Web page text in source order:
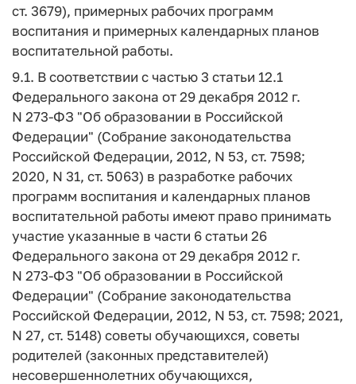
ст. 3679), примерных рабочих программ
воспитания и примерных календарных планов
воспитательной работы.
9.1. В соответствии с частью 3 статьи 12.1
Федерального закона от 29 декабря 2012 г.
N 273-ФЗ "Об образовании в Российской
Федерации" (Собрание законодательства
Российской Федерации, 2012, N 53, ст. 7598;
2020, N 31, ст. 5063) в разработке рабочих
программ воспитания и календарных планов
воспитательной работы имеют право принимать
участие указанные в части 6 статьи 26
Федерального закона от 29 декабря 2012 г.
N 273-ФЗ "Об образовании в Российской
Федерации" (Собрание законодательства
Российской Федерации, 2012, N 53, ст. 7598; 2021,
N 27, ст. 5148) советы обучающихся, советы
родителей (законных представителей)
несовершеннолетних обучающихся,